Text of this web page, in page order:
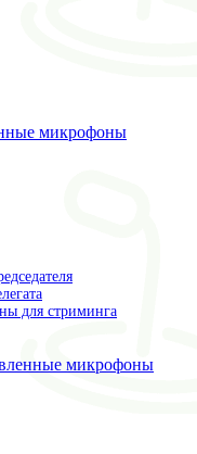
микрофоны
для стриминга
микрофоны